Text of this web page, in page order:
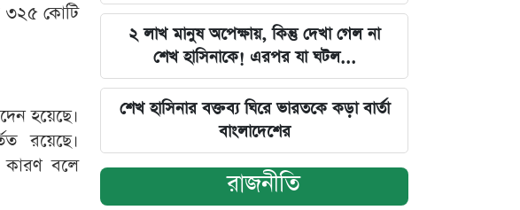
৩২৫ কোটি
হয়েছে।
রয়েছে।
কারণ বলে
২ লাখ মানুষ অপেক্ষায়, কিন্তু দেখা গেল না
শেখ হাসিনাকে! এরপর যা ঘটল...
শেখ হাসিনার বক্তব্য ঘিরে ভারতকে কড়া বার্তা
বাংলাদেশের
রাজনীতি